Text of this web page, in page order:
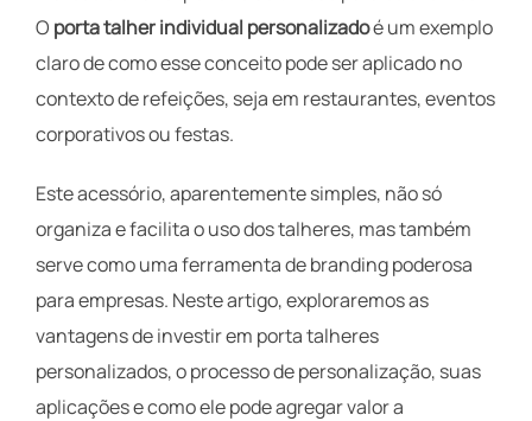
O porta talher individual personalizadoé um exemplo
claro de como esse conceito pode ser aplicado no
contexto de refeições, seja em restaurantes, eventos
corporativos ou festas.
Este acessório, aparentemente simples, não só
organiza e facilita o uso dos talheres, mas também
serve como uma ferramenta de branding poderosa
para empresas. Neste artigo, exploraremos as
vantagens de investir em porta talheres
personalizados, o processo de personalização, suas
aplicações e como ele pode agregar valor a